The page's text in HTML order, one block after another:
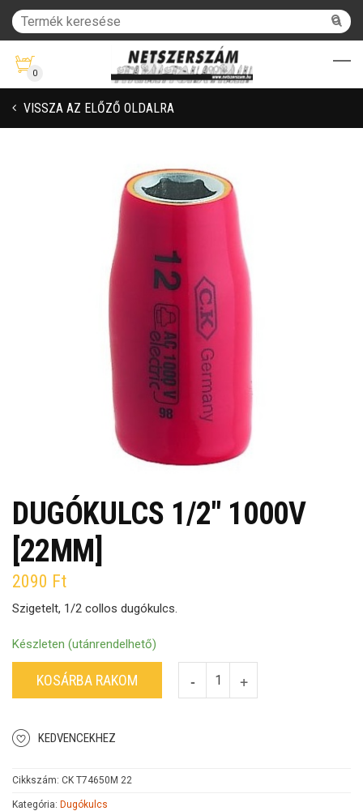
0
VISSZA AZ ELŐZŐ OLDALRA
DUGÓKULCS 1/2″ 1000V
[22MM]
2090 Ft
Szigetelt, 1/2 collos dugókulcs.
Készleten (utánrendelhető)
KOSÁRBA RAKOM
KEDVENCEKHEZ
Cikkszám: CK T74650M 22
Kategória: Dugókulcs